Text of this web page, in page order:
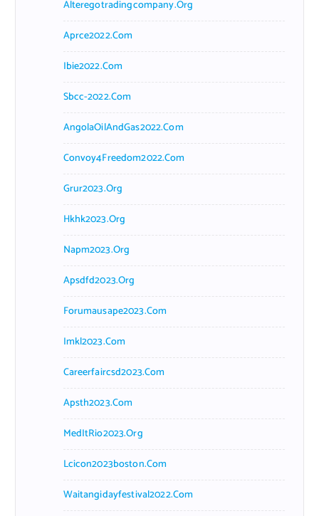
Alteregotradingcompany.org
Aprce2022.com
Ibie2022.com
Sbcc-2022.com
AngolaOilAndGas2022.com
Convoy4Freedom2022.com
Grur2023.org
Hkhk2023.org
Napm2023.org
Apsdfd2023.org
Forumausape2023.com
Imkl2023.com
Careerfaircsd2023.com
Apsth2023.com
MedItRio2023.org
Lcicon2023boston.com
Waitangidayfestival2022.com